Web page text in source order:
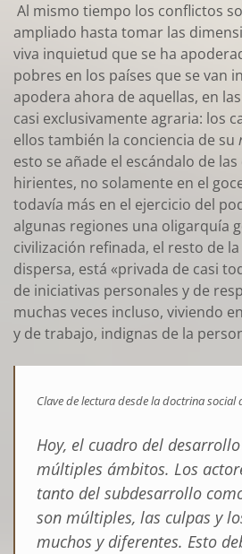
Al mismo tiempo los conflictos
ampliado hasta tomar las
viva inquietud que se ha
pobres en los países que se van
apodera ahora de aquellas, en
casi exclusivamente agraria: los
ellos también la conciencia de su
esto se añade el escándalo de
hirientes, no solamente en el
todavía más en el ejercicio del
algunas regiones una oligarquía
civilización refinada, el resto de
dispersa, está «privada de casi
de iniciativas personales y de
muchas veces incluso, viviendo
y de trabajo, indignas de la
Clave de lectura desde la doctrina social
Hoy, el cuadro del desarrollo
múltiples ámbitos. Los
tanto del subdesarrollo
son múltiples, las culpas y
muchos y diferentes. Esto